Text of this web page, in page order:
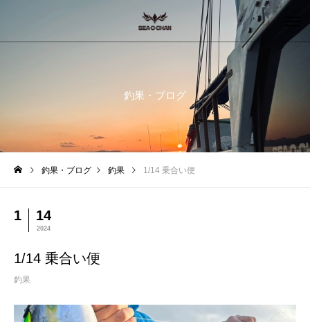
釣果・ブログ
釣果・ブログ 釣果 1/14 乗合い便
1 14
2024
1/14 乗合い便
釣果